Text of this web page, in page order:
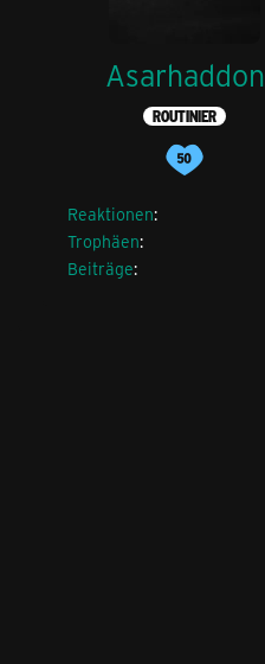
Asarhaddon
ROUTINIER
Reaktionen
Trophäen
Beiträge